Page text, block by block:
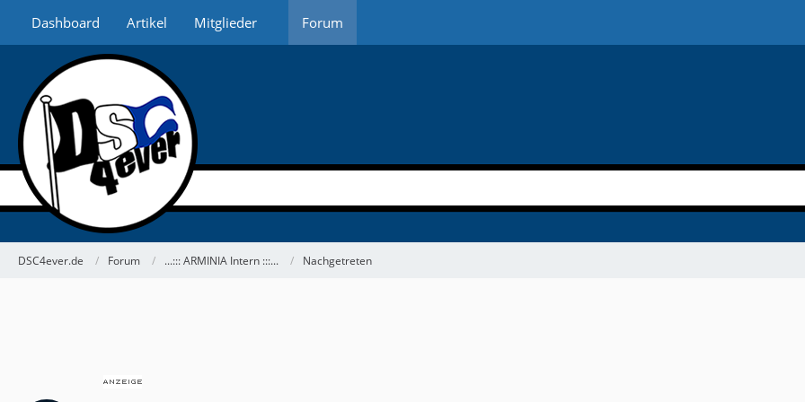
Dashboard Artikel Mitglieder Forum
DSC4ever.de Forum ...::: ARMINIA Intern :::... Nachgetreten